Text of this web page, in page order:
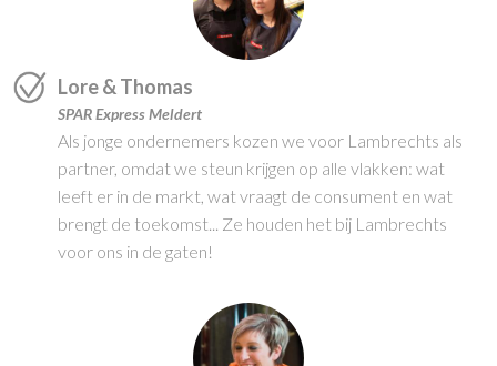
Lore & Thomas
SPAR Express Meldert
Als jonge ondernemers kozen we voor Lambrechts als
partner, omdat we steun krijgen op alle vlakken: wat
leeft er in de markt, wat vraagt de consument en wat
brengt de toekomst... Ze houden het bij Lambrechts
voor ons in de gaten!